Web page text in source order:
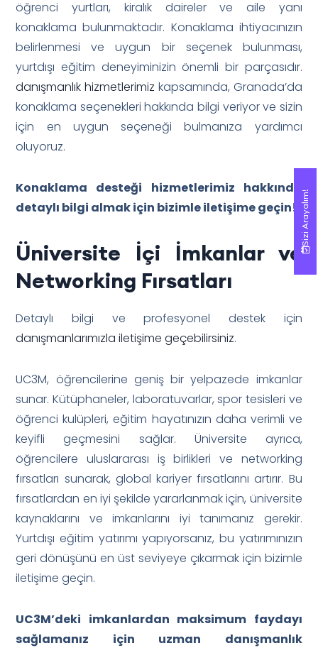
öğrenci yurtları, kiralık daireler ve aile yanı
konaklama bulunmaktadır. Konaklama ihtiyacınızın
belirlenmesi ve uygun bir seçenek bulunması,
yurtdışı eğitim deneyiminizin önemli bir parçasıdır.
danışmanlık hizmetlerimiz kapsamında, Granada’da
konaklama seçenekleri hakkında bilgi veriyor ve sizin
için en uygun seçeneği bulmanıza yardımcı
oluyoruz.
Konaklama desteği hizmetlerimiz hakkında
detaylı bilgi almak için bizimle iletişime geçin!
Üniversite İçi İmkanlar ve
Networking Fırsatları
Detaylı bilgi ve profesyonel destek için
danışmanlarımızla iletişime geçebilirsiniz.
UC3M, öğrencilerine geniş bir yelpazede imkanlar
sunar. Kütüphaneler, laboratuvarlar, spor tesisleri ve
öğrenci kulüpleri, eğitim hayatınızın daha verimli ve
keyifli geçmesini sağlar. Üniversite ayrıca,
öğrencilere uluslararası iş birlikleri ve networking
fırsatları sunarak, global kariyer fırsatlarını artırır. Bu
fırsatlardan en iyi şekilde yararlanmak için, üniversite
kaynaklarını ve imkanlarını iyi tanımanız gerekir.
Yurtdışı eğitim yatırımı yapıyorsanız, bu yatırımınızın
geri dönüşünü en üst seviyeye çıkarmak için bizimle
iletişime geçin.
UC3M’deki imkanlardan maksimum faydayı
sağlamanız için uzman danışmanlık
Sizi Arayalım!
Sizi Arayalım!